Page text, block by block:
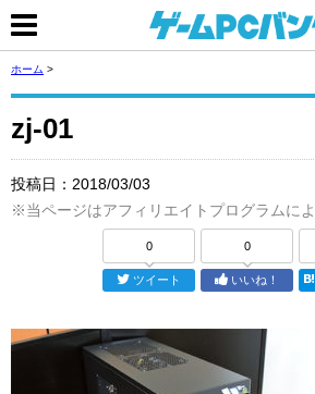
ホーム >
zj-01
投稿日： 2018/03/03
※当ページはアフィリエイトプログラムによ
0
ツイート
0
いいね！